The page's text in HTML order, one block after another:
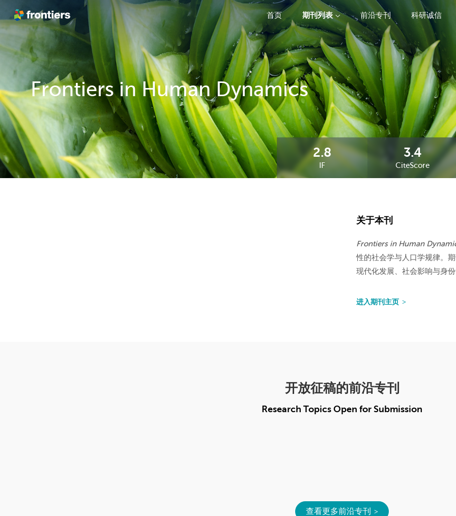
跳转到内容
首页 期刊列表
精选潜力期刊
前沿专刊 科研诚信
Frontiers in Human Dynamics
2.8
IF
3.4
CiteScore
关于本刊
Frontiers in Human
性的社会学与人口学规律。
现代化发展、社会影响与身
进入期刊主页
开放征稿的前沿专刊
Research Topics Open for Submission
查看更多前沿专刊